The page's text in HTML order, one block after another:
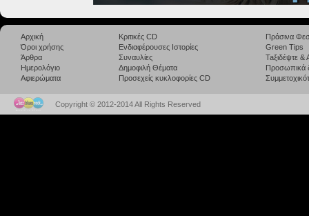
Αρχική
Όροι χρήσης
Άρθρα
Ημερολόγιο
Αφιερώματα
Κριτικές CD
Ενδιαφέρουσες Ιστορίες
Συναυλίες
Δημοφιλή Θέματα
Προσεχείς κυκλοφορίες CD
Πράσινα
Green Tips
Taξιδέψτε
Προσωπικά
Copyright © 2012-2014 All Rights Reserved